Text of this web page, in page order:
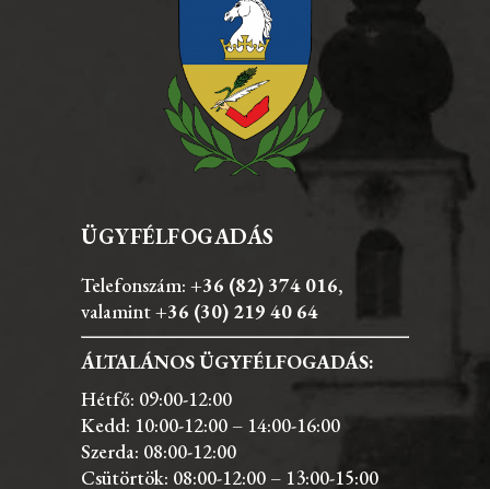
ÜGYFÉLFOGADÁS
Telefonszám: +36 (82) 374 016,
valamint+36 (30) 219 40 64
ÁLTALÁNOS ÜGYFÉLFOGADÁS:
Hétfő: 09:00-12:00
Kedd: 10:00-12:00 – 14:00-16:00
Szerda: 08:00-12:00
Csütörtök: 08:00-12:00 – 13:00-15:00